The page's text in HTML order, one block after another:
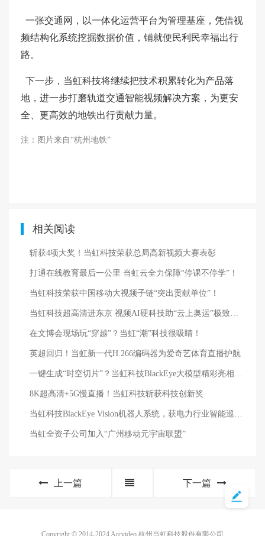
一张交通网，以一体化运营平台为管理基座，凭借视
频结构化系统挖掘数据价值，铺就便民利民幸福出行
路。
下一步，当虹科技将继续把技术积累转化为产品落
地，进一步打磨轨道交通智能视频解决方案，为更安
全、更高效的地铁出行贡献力量。
注：图片来自“杭州地铁”
相关阅读
斩获4项大奖！当虹科技荣获总局高新视频大赛表彰
打通在线教育最后一公里 当虹云全力保障“停课不停学”！
当虹科技荣获中国移动大视频子链“突出贡献单位”！
在文博会现场玩“穿越”？当虹“潮”科技很吸睛！
英超回归！当虹新一代H.266编码器为爱奇艺体育直播护航
8K超高清+5G慢直播！当虹科技斩获科技创新奖
当虹全资子公司加入“广州移动元宇宙联盟”
上一篇 下一篇
Copyright © 2014-2024 Arcvideo 杭州当虹科技股份有限公司